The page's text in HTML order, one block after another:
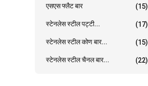
एसएस फ्लैट बार (15)
स्टेनलेस स्टील पट्टी... (17)
स्टेनलेस स्टील कोण बार... (15)
स्टेनलेस स्टील चैनल बार... (22)